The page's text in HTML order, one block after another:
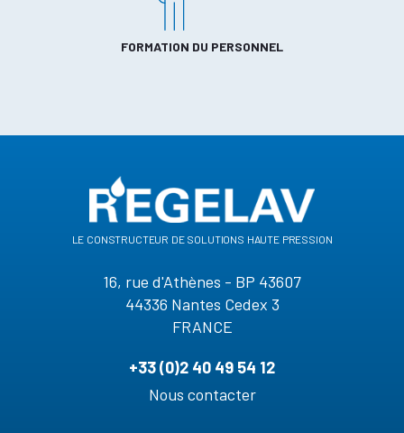
FORMATION DU PERSONNEL
le constructeur de solutions haute pression
16, rue d'Athènes - BP 43607
44336 Nantes Cedex 3
FRANCE
+33 (0)2 40 49 54 12
Nous contacter